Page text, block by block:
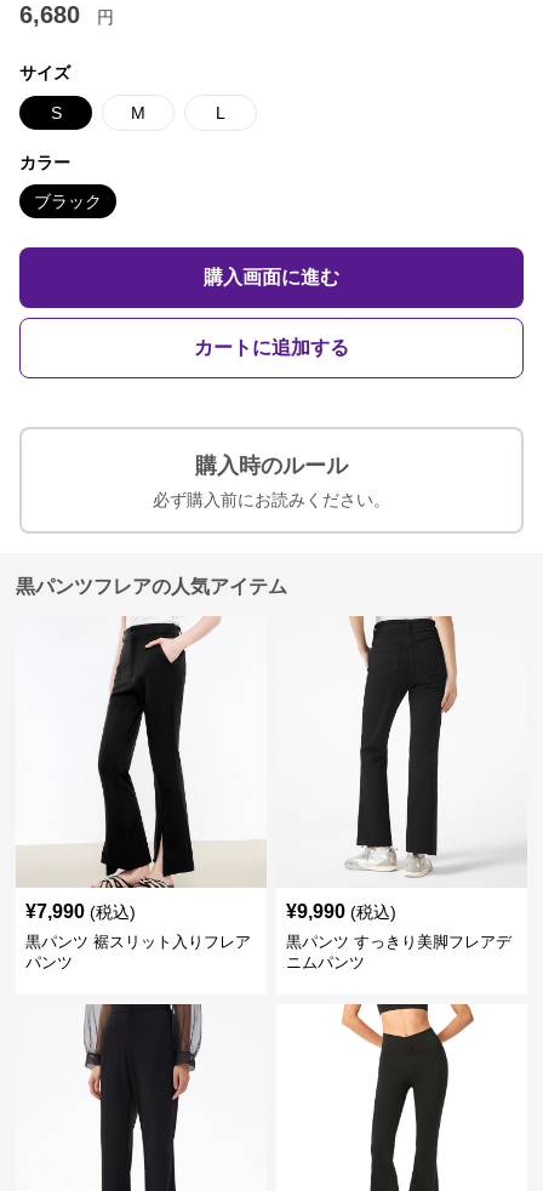
6,680 円
サイズ
S M L
カラー
ブラック
購入画面に進む
カートに追加する
購入時のルール
必ず購入前にお読みください。
黒パンツフレアの人気アイテム
¥7,990 (税込)
黒パンツ 裾スリット入りフレア
パンツ
¥9,990 (税込)
黒パンツ すっきり美脚フレアデ
ニムパンツ